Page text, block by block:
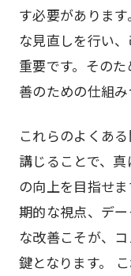
す必要がありま
な見直しを行い
重要です。その
善のための仕組み
これらのよくあ
講じることで、
の向上を目指せ
期的な視点、デ
な改善こそが、
鍵となります。